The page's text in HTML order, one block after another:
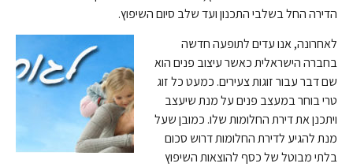
הדירה החל בשלבי התכנון ועד שלב סיום השיפוץ.
לאחרונה, אנו עדים לתופעה חדשה
בחברה הישראלית כאשר עיצוב פנים הוא
שם דבר עבור זוגות צעירים. כמעט כל זוג
טרי בוחר במעצב פנים על מנת שיעצב
ויתכנן את דירת החלומות שלו. כמובן שעל
מנת להגיע לדירת החלומות דרוש סכום
בלתי מבוטל של כסף להוצאות השיפוץ